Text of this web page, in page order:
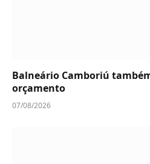
Balneário Camboriú
orçamento
07/08/2026